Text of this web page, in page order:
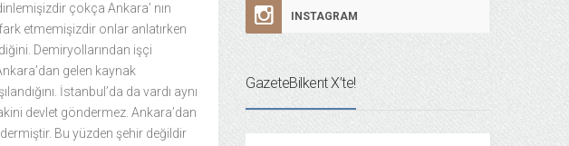
çokça Ankara’ nın
etmemişizdir onlar anlatırken
Demiryollarından işçi
gelen kaynak
İstanbul’da da vardı aynı
devlet göndermez. Ankara’dan
Bu yüzden şehir değildir
INSTAGRAM
GazeteBilkent X’te!